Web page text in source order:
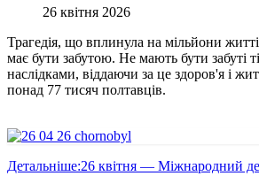
26 квітня 2026
Трагедія, що вплинула на мільйони
має бути забутою. Не мають бути забуті
наслідками, віддаючи за це здоров'я і
понад 77 тисяч полтавців.
Детальніше:26 квітня — Міжнародний